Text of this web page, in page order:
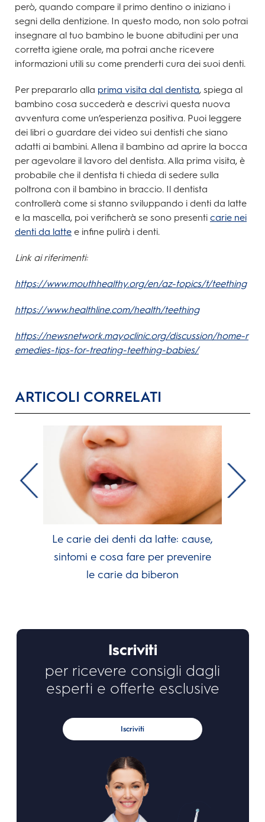
però, quando compare il primo dentino o iniziano i
segni della dentizione. In questo modo, non solo potrai
insegnare al tuo bambino le buone abitudini per una
corretta igiene orale, ma potrai anche ricevere
informazioni utili su come prenderti cura dei suoi denti.
Per prepararlo alla prima visita dal dentista, spiega al
bambino cosa succederà e descrivi questa nuova
avventura come un’esperienza positiva. Puoi leggere
dei libri o guardare dei video sui dentisti che siano
adatti ai bambini. Allena il bambino ad aprire la bocca
per agevolare il lavoro del dentista. Alla prima visita, è
probabile che il dentista ti chieda di sedere sulla
poltrona con il bambino in braccio. Il dentista
controllerà come si stanno sviluppando i denti da latte
e la mascella, poi verificherà se sono presenti carie nei
denti da latte e infine pulirà i denti.
Link ai riferimenti:
https://www.mouthhealthy.org/en/az-topics/t/teething
https://www.healthline.com/health/teething
https://newsnetwork.mayoclinic.org/discussion/home-r
emedies-tips-for-treating-teething-babies/
ARTICOLI CORRELATI
Le carie dei denti da latte: cause,
sintomi e cosa fare per prevenire
le carie da biberon
Iscriviti
per ricevere consigli dagli
esperti e offerte esclusive
Iscriviti